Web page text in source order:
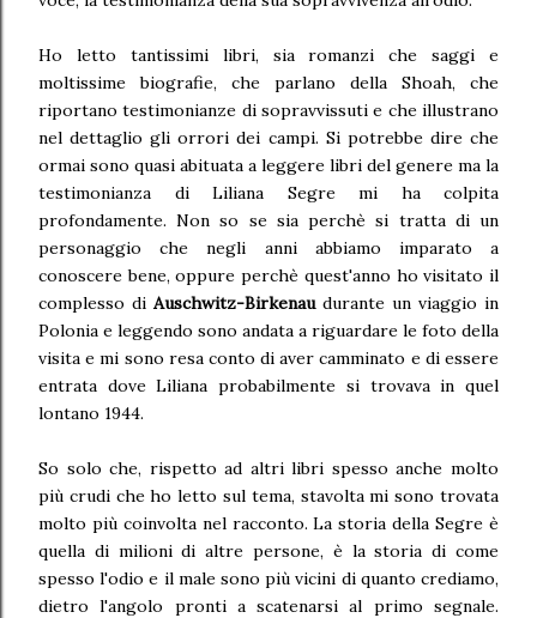
Ho letto tantissimi libri, sia romanzi che saggi e
moltissime biografie, che parlano della Shoah, che
riportano testimonianze di sopravvissuti e che illustrano
nel dettaglio gli orrori dei campi. Si potrebbe dire che
ormai sono quasi abituata a leggere libri del genere ma la
testimonianza di Liliana Segre mi ha colpita
profondamente. Non so se sia perchè si tratta di un
personaggio che negli anni abbiamo imparato a
conoscere bene, oppure perchè quest'anno ho visitato il
complesso di Auschwitz-Birkenaudurante un viaggio in
Polonia e leggendo sono andata a riguardare le foto della
visita e mi sono resa conto di aver camminato e di essere
entrata dove Liliana probabilmente si trovava in quel
lontano 1944.
So solo che, rispetto ad altri libri spesso anche molto
più crudi che ho letto sul tema, stavolta mi sono trovata
molto più coinvolta nel racconto. La storia della Segre è
quella di milioni di altre persone, è la storia di come
spesso l'odio e il male sono più vicini di quanto crediamo,
dietro l'angolo pronti a scatenarsi al primo segnale.